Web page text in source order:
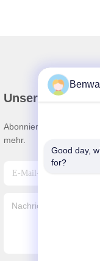
Unser Newsletter
Abonnieren Sie unseren
mehr.
Good day,
for?